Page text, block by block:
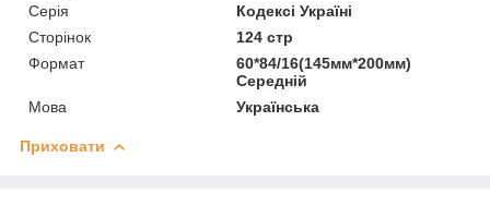
Серія
Кодексі Україні
Сторінок
124 стр
Формат
60*84/16(145мм*200мм)
Середній
Мова
Українська
Приховати